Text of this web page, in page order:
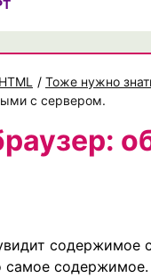
/ Тоже нужно
с сервером.
содержимое
самое